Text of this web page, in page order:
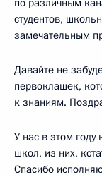
студентов,
замечательным
Давайте не
первоклашек,
к знаниям.
У нас в этом
школ, из них,
Спасибо